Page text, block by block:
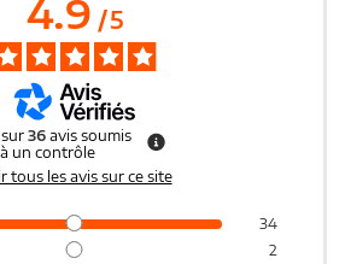
4.9/5
sur 36 avis soumis
à un contrôle
tous les avis sur ce site
34
2